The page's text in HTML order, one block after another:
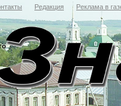
Редакция Реклама в